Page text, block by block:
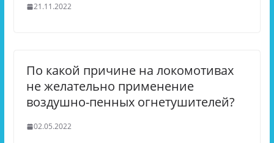
21.11.2022
По какой причине на локомотивах
не желательно применение
воздушно-пенных огнетушителей?
02.05.2022